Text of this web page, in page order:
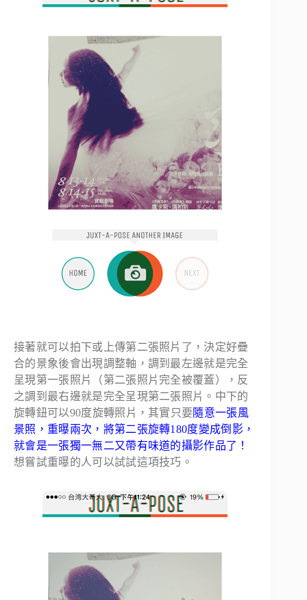
接著就可以拍下或上傳第二張照片了，決定好疊
合的景象後會出現調整軸，調到最左邊就是完全
呈現第一張照片（第二張照片完全被覆蓋），反
之調到最右邊就是完全呈現第二張照片。中下的
旋轉鈕可以90度旋轉照片，其實只要隨意一張風
景照，重曝兩次，將第二張旋轉180度變成倒影，
就會是一張獨一無二又帶有味道的攝影作品了！
想嘗試重曝的人可以試試這項技巧。